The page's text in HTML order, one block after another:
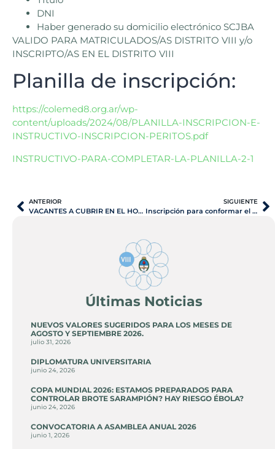
DNI
Haber generado su domicilio electrónico SCJBA
VALIDO PARA MATRICULADOS/AS DISTRITO VIII y/o
INSCRIPTO/AS EN EL DISTRITO VIII
Planilla de inscripción:
https://colemed8.org.ar/wp-
content/uploads/2024/08/PLANILLA-INSCRIPCION-E-
INSTRUCTIVO-INSCRIPCION-PERITOS.pdf
INSTRUCTIVO-PARA-COMPLETAR-LA-PLANILLA-2-1
ANTERIOR
VACANTES A CUBRIR EN EL HOSPITAL ZONAL GENERAL DE AGUDOS DE LOBOS
SIGUIENTE
Inscripción para conformar el Listado de Peritos actuantes en el Fuero Federal para el año 2026 .
Últimas Noticias
NUEVOS VALORES SUGERIDOS PARA LOS MESES DE
AGOSTO Y SEPTIEMBRE 2026.
julio 31, 2026
DIPLOMATURA UNIVERSITARIA
junio 24, 2026
COPA MUNDIAL 2026: ESTAMOS PREPARADOS PARA
CONTROLAR BROTE SARAMPIÓN? HAY RIESGO ÉBOLA?
junio 24, 2026
CONVOCATORIA A ASAMBLEA ANUAL 2026
junio 1, 2026